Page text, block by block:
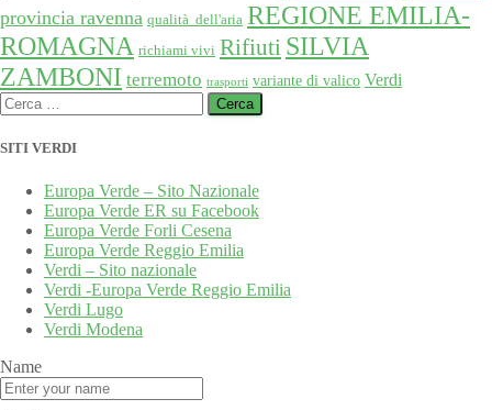
provincia ravenna qualità dell'aria REGIONE EMILIA-
ROMAGNA richiami vivi Rifiuti SILVIA
ZAMBONI terremoto trasporti variante di valico Verdi
Ricerca
per:
SITI VERDI
Europa Verde – Sito Nazionale
Europa Verde ER su Facebook
Europa Verde Forli Cesena
Europa Verde Reggio Emilia
Verdi – Sito nazionale
Verdi -Europa Verde Reggio Emilia
Verdi Lugo
Verdi Modena
Name